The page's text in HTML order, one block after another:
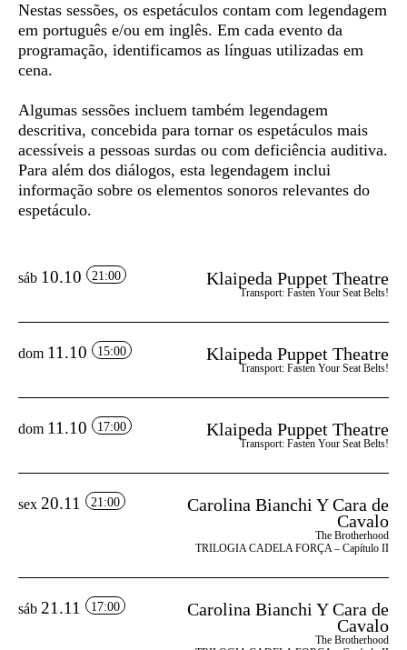
Nestas sessões, os espetáculos contam com legendagem
em português e/ou em inglês. Em cada evento da
programação, identificamos as línguas utilizadas em
cena.
Algumas sessões incluem também legendagem
descritiva, concebida para tornar os espetáculos mais
acessíveis a pessoas surdas ou com deficiência auditiva.
Para além dos diálogos, esta legendagem inclui
informação sobre os elementos sonoros relevantes do
espetáculo.
sáb 10.10 21:00 Klaipeda Puppet Theatre
Transport: Fasten Your Seat Belts!
dom 11.10 15:00 Klaipeda Puppet Theatre
Transport: Fasten Your Seat Belts!
dom 11.10 17:00 Klaipeda Puppet Theatre
Transport: Fasten Your Seat Belts!
sex 20.11 21:00
Carolina Bianchi Y Cara de
Cavalo
The Brotherhood
TRILOGIA CADELA FORÇA – Capítulo II
sáb 21.11 17:00
Carolina Bianchi Y Cara de
Cavalo
The Brotherhood